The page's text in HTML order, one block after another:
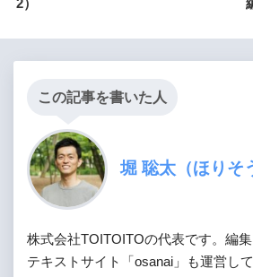
2）
この記事を書いた人
堀 聡太（ほりそ
株式会社TOITOITOの代表です。編
テキストサイト「osanai」も運営して